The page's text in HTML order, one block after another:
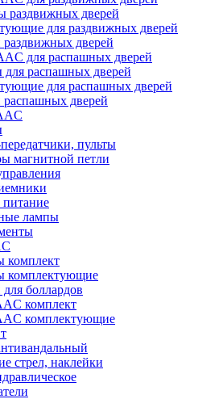
раздвижных дверей
для раздвижных дверей
раздвижных дверей
для распашных дверей
распашных дверей
для распашных дверей
распашных дверей
пульты
магнитной петли
питание
лампы
комплект
комплектующие
для боллардов
комплект
комплектующие
стрел, наклейки